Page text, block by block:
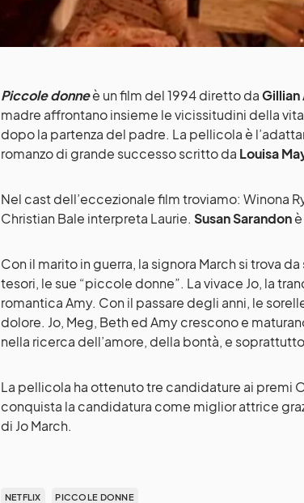
Piccole donneè un film del 1994 diretto da
madre affrontano insieme le vicissitudini della
dopo la partenza del padre. La pellicola è
romanzo di grande successo scritto da Louisa
Nel cast dell’eccezionale film troviamo: Winona
Christian Bale interpreta Laurie. Susan Sarandon
Con il marito in guerra, la signora March si trova
tesori, le sue “piccole donne”. La vivace Jo, la
romantica Amy. Con il passare degli anni, le
dolore. Jo, Meg, Beth ed Amy crescono e
nella ricerca dell’amore, della bontà, e
La pellicola ha ottenuto tre candidature ai premi
conquista la candidatura come miglior attrice
di Jo March.
NETFLIX PICCOLE DONNE